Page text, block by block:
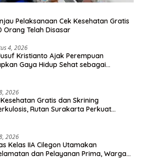
Pelaksanaan Cek Kesehatan Gratis
Orang Telah Disasar
4, 2026
Kristianto Ajak Perempuan
Gaya Hidup Sehat sebagai
2026
Gratis dan Skrining
Rutan Surakarta Perkuat
2026
Kelas IIA Cilegon Utamakan
dan Pelayanan Prima, Warga